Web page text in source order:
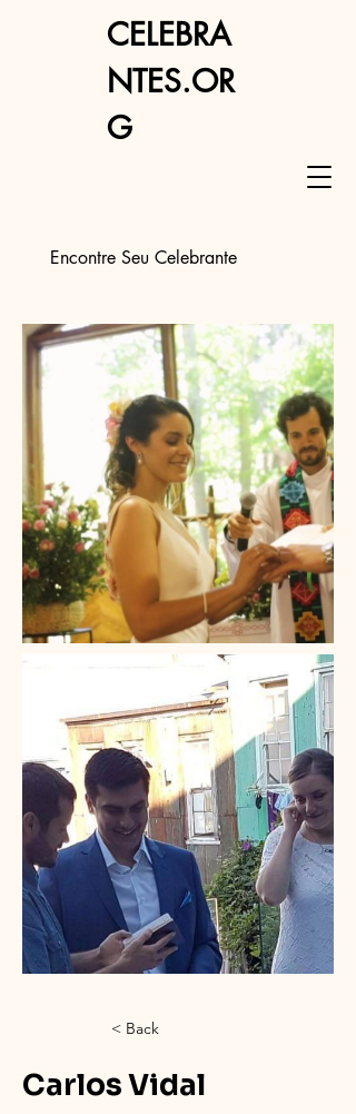
Encontre Seu Celebrante
CELEBRA
NTES.OR
G
< Back
Carlos Vidal